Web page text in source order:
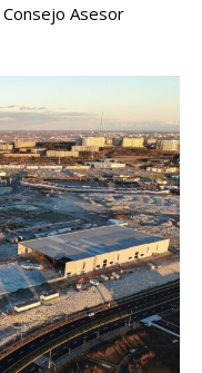
Asesor